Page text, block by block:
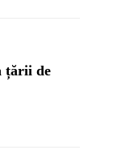
țării de